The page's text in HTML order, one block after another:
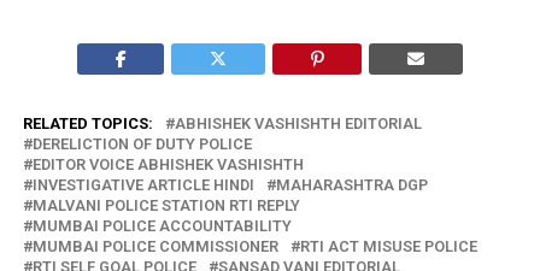
RELATED TOPICS:
ABHISHEK VASHISHTH EDITORIAL
DERELICTION OF DUTY POLICE
EDITOR VOICE ABHISHEK VASHISHTH
INVESTIGATIVE ARTICLE HINDI
MAHARASHTRA DGP
MALVANI POLICE STATION RTI REPLY
MUMBAI POLICE ACCOUNTABILITY
MUMBAI POLICE COMMISSIONER
RTI ACT MISUSE POLICE
RTI SELF GOAL POLICE
SANSAD VANI EDITORIAL